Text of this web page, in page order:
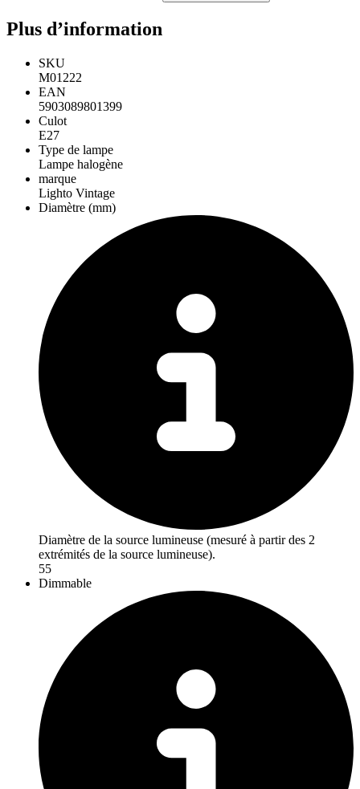
Plus d’information
SKU
M01222
EAN
5903089801399
Culot
E27
Type de lampe
Lampe halogène
marque
Lighto Vintage
Diamètre (mm)
Diamètre de la source lumineuse (mesuré à partir des 2
extrémités de la source lumineuse).
55
Dimmable